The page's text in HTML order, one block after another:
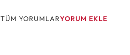
TÜM YORUMLARYORUM EKLE